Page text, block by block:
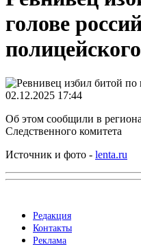
голове
полицейского
02.12.2025 17:44
Об этом сообщили в
Следственного комитета
Источник и фото - lenta.ru
Редакция
Контакты
Реклама